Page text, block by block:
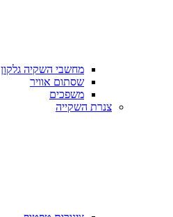
מחשבי השקיה גלקון
שסתום אוויר
משפכים
צנרת השקייה